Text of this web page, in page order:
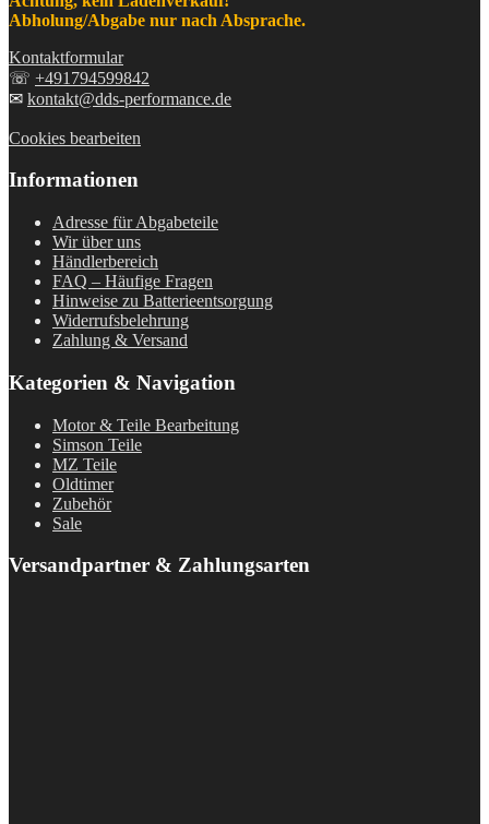
Abholung/Abgabe nur nach Absprache.
Kontaktformular
☏ +491794599842
✉ kontakt@dds-performance.de
Cookies bearbeiten
Informationen
Adresse für Abgabeteile
Wir über uns
Händlerbereich
FAQ – Häufige Fragen
Hinweise zu Batterieentsorgung
Widerrufsbelehrung
Zahlung & Versand
Kategorien & Navigation
Motor & Teile Bearbeitung
Simson Teile
MZ Teile
Oldtimer
Zubehör
Sale
Versandpartner & Zahlungsarten